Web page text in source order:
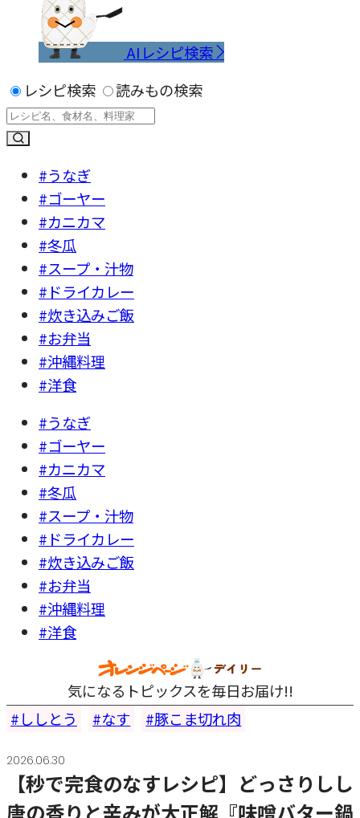
AIレシピ検索
レシピ検索
読みもの検索
#うなぎ
#ゴーヤー
#カニカマ
#冬瓜
#スープ・汁物
#ドライカレー
#炊き込みご飯
#お弁当
#沖縄料理
#洋食
#うなぎ
#ゴーヤー
#カニカマ
#冬瓜
#スープ・汁物
#ドライカレー
#炊き込みご飯
#お弁当
#沖縄料理
#洋食
気になるトピックスを毎日お届け!!
ししとう
なす 豚こま切れ肉
2026.06.30
【秒で完食のなすレシピ】どっさりしし
唐の香りと辛みが大正解『味噌バター鍋